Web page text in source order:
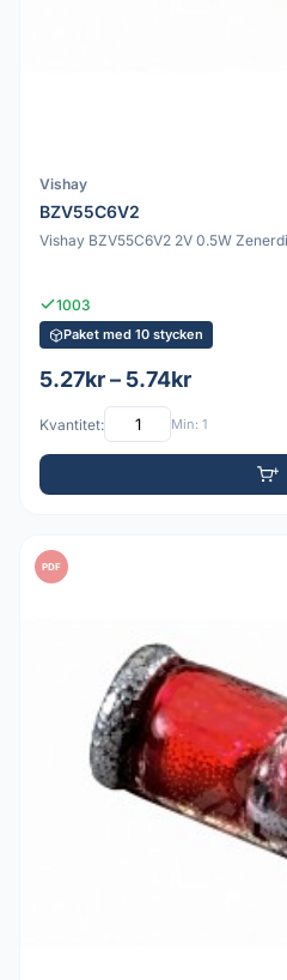
Vishay
BZV55C6V2
Vishay BZV55C6V2 2V 0.5W
1003
Paket med 10 stycken
5.27kr – 5.74kr
Kvantitet: Min: 1
PDF